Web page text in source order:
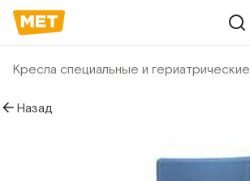
Кресла специальные и гериатрические
Назад